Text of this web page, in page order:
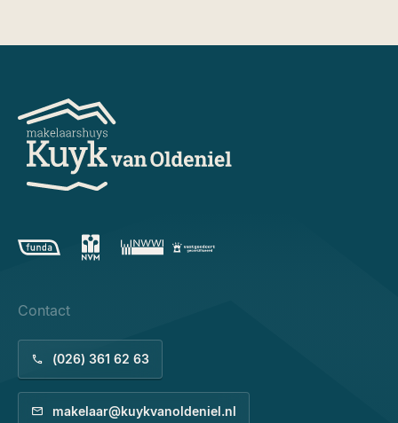
Contact
(026) 361 62 63
makelaar@kuykvanoldeniel.nl